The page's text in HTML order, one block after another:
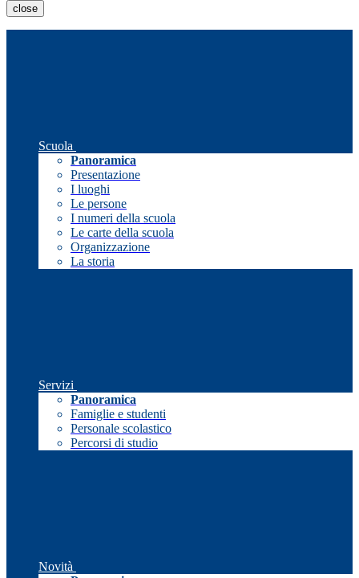
close
Scuola
Panoramica
Presentazione
I luoghi
Le persone
I numeri della scuola
Le carte della scuola
Organizzazione
La storia
Servizi
Panoramica
Famiglie e studenti
Personale scolastico
Percorsi di studio
Novità